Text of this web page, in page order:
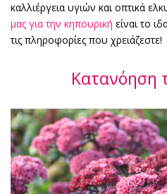
καλλιέργεια υγιών και οπτικά
μας για την κηπουρική είναι το
τις πληροφορίες που χρειάζεστε!
Κατανόηση